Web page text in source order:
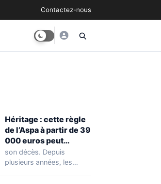
Contactez-nous
Héritage : cette règle
de l’Aspa à partir de 39
000 euros peut
réserver une
mauvaise surprise à
son décès. Depuis
plusieurs années, les